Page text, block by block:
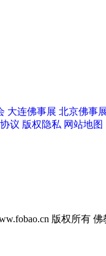
大连佛事展 北京佛事
议 版权隐私 网站地图
版权所有 佛